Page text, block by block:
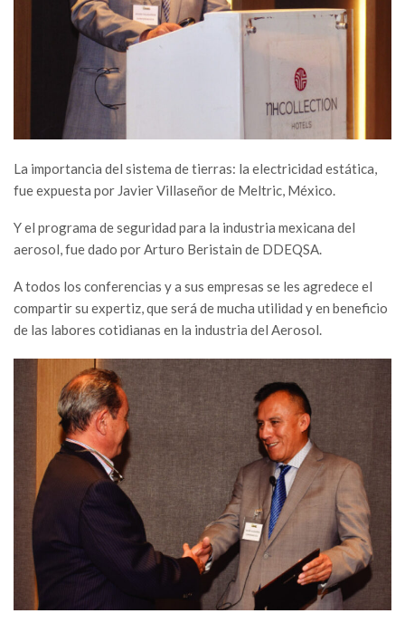
La importancia del sistema de tierras: la electricidad estática,
fue expuesta por Javier Villaseñor de Meltric, México.
Y el programa de seguridad para la industria mexicana del
aerosol, fue dado por Arturo Beristain de DDEQSA.
A todos los conferencias y a sus empresas se les agredece el
compartir su expertiz, que será de mucha utilidad y en beneficio
de las labores cotidianas en la industria del Aerosol.